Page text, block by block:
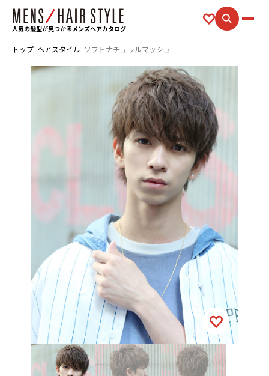
人気の髪型が見つかるメンズヘアカタログ
トップ ヘアスタイル ソフトナチュラルマッシュ